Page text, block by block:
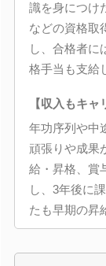
識を身につけ
などの資格取
し、合格者に
格手当も支給
【収入もキャ
年功序列や中
頑張りや成果
給・昇格、賞
し、3年後に
たも早期の昇